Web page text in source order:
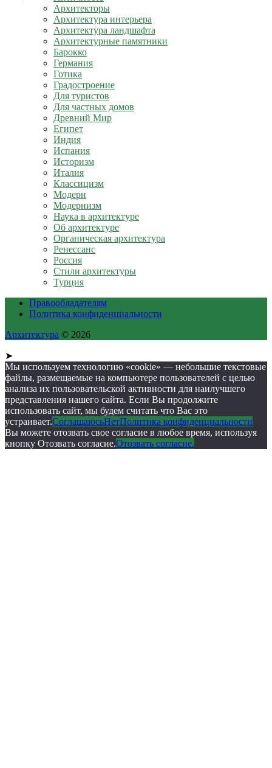
Архитекторы
Архитектура интерьера
Архитектура ландшафта
Архитектурные памятники
Барокко
Германия
Готика
Градостроение
Для туристов
Для частных домов
Древний Мир
Египет
Индия
Испания
Историзм
Италия
Классицизм
Модерн
Модернизм
Наука в архитектуре
Об архитектуре
Органическая архитектура
Ренессанс
Россия
Стили архитектуры
Турция
Правообладателям
Политика конфиденциальности
Архитектура © 2026
➤
Мы используем технологию «cookie» — небольшие текстовые
файлы, размещаемые на компьютере пользователей с целью
анализа их пользовательской активности для наилучшего
представления нашего сайта. Если Вы продолжите
использовать сайт, мы будем считать что Вас это
устраивает.СоглашаюсьНетПолитика конфиденциальности
Вы можете отозвать свое согласие в любое время, используя
кнопку Отозвать согласие.Отозвать согласие.